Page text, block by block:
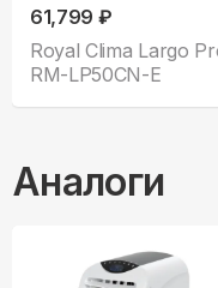
61,799 ₽
Royal Clima Largo
RM-LP50CN-E
Аналоги